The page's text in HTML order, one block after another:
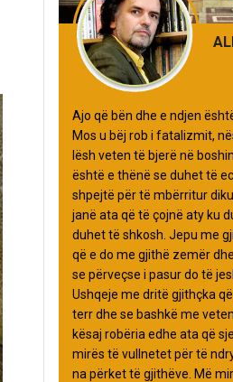
Ajo që bën dhe e ndjen
Mos u bëj rob i fatalizmit,
lësh veten të bjerë në
është e thënë se duhet të
shpejtë për të mbërritur
janë ata që të çojnë aty ku
duhet të shkosh. Jepu me
që e do me gjithë zemër
se përveçse i pasur do të
Ushqeje me dritë gjithçka
terr dhe se bashkë me
kësaj robëria edhe ata që
mirës të vullnetet për të
na përket të gjithëve. Më